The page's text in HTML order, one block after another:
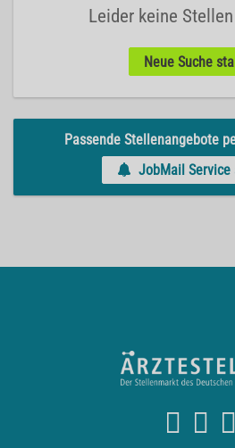
Leider keine
Neue Suche
Passende Stellenangebote
JobMail Service